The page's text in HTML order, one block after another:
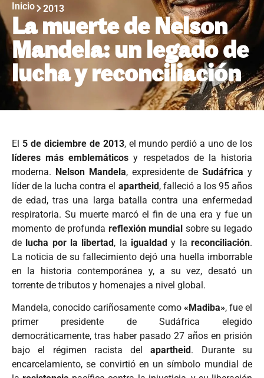
Inicio 2013
La muerte de Nelson
Mandela: un legado de
lucha y reconciliación
El 5 de diciembre de 2013, el mundo perdió a uno de los
líderes más emblemáticos y respetados de la historia
moderna. Nelson Mandela, expresidente deSudáfrica y
líder de la lucha contra el apartheid, falleció a los 95 años
de edad, tras una larga batalla contra una enfermedad
respiratoria. Su muerte marcó el fin de una era y fue un
momento de profunda reflexión mundial sobre su legado
de lucha por la libertad, la igualdad y lareconciliación.
La noticia de su fallecimiento dejó una huella imborrable
en la historia contemporánea y, a su vez, desató un
torrente de tributos y homenajes a nivel global.
Mandela, conocido cariñosamente como «Madiba», fue el
primer presidente de Sudáfrica elegido
democráticamente, tras haber pasado 27 años en prisión
bajo el régimen racista delapartheid . Durante su
encarcelamiento, se convirtió en un símbolo mundial de